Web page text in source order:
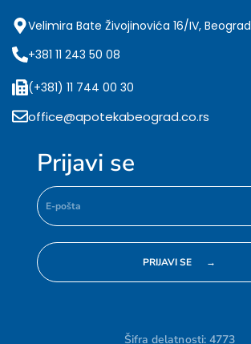
Velimira Bate Živojinovića 16/IV, Beograd
+381 11 243 50 08
(+381) 11 744 00 30
office@apotekabeograd.co.rs
Prijavi se
Šifra delatnosti: 4773